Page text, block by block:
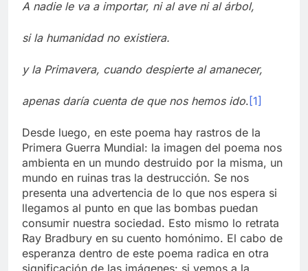
A nadie le va a importar, ni al ave ni al árbol,
si la humanidad no existiera.
y la Primavera, cuando despierte al amanecer,
apenas daría cuenta de que nos hemos ido.[1]
Desde luego, en este poema hay rastros de la
Primera Guerra Mundial: la imagen del poema nos
ambienta en un mundo destruido por la misma, un
mundo en ruinas tras la destrucción. Se nos
presenta una advertencia de lo que nos espera si
llegamos al punto en que las bombas puedan
consumir nuestra sociedad. Esto mismo lo retrata
Ray Bradbury en su cuento homónimo. El cabo de
esperanza dentro de este poema radica en otra
significación de las imágenes: si vemos a la